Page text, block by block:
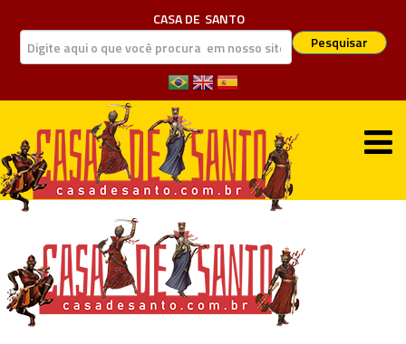
CASA DE SANTO
Pesquisar